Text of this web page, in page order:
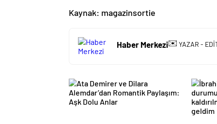
Kaynak: magazinsortie
Haber Merkezi✉️ YAZAR -